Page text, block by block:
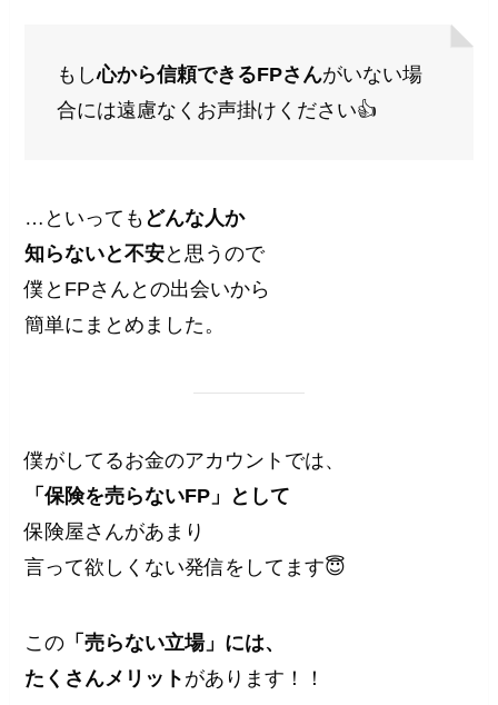
もし心から信頼できるFPさんがいない場
合には遠慮なくお声掛けください👍
…といっても どんな人か
知らないと不安と思うので
僕とFPさんとの出会いから
簡単にまとめました。
僕がしてるお金のアカウントでは、
「保険を売らないFP」として
保険屋さんがあまり
言って欲しくない発信をしてます😇
この 「売らない立場」には、
たくさんメリット があります！！